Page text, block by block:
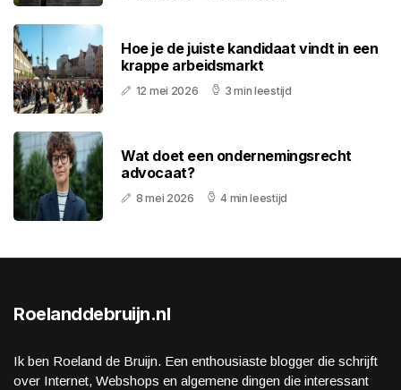
Hoe je de juiste kandidaat vindt in een
krappe arbeidsmarkt
12 mei 2026 3 min leestijd
Wat doet een ondernemingsrecht
advocaat?
8 mei 2026 4 min leestijd
Roelanddebruijn.nl
Ik ben Roeland de Bruijn. Een enthousiaste blogger die schrijft
over Internet, Webshops en algemene dingen die interessant